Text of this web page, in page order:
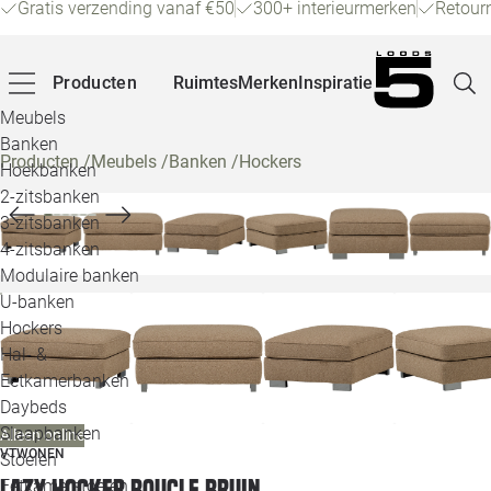
Gratis verzending vanaf €50 300+ interieurmerken
Producten
Meubels
Banken
Hoekbanken
2-zitsbanken
3-zitsbanken
4-zitsbanken
Modulaire banken
U-banken
Hockers
Hal- &
Eetkamerbanken
Daybeds
Slaapbanken
Stoelen
Eetkamerstoelen
RuimtesMerkenInspiratie
Producten/Meubels /Banken /Hockers
Alleen online
VTWONEN